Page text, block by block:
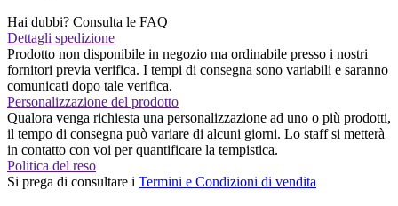
Hai dubbi? Consulta le FAQ
Dettagli spedizione
Prodotto non disponibile in negozio ma ordinabile presso i nostri
fornitori previa verifica. I tempi di consegna sono variabili e saranno
comunicati dopo tale verifica.
Personalizzazione del prodotto
Qualora venga richiesta una personalizzazione ad uno o più prodotti,
il tempo di consegna può variare di alcuni giorni. Lo staff si metterà
in contatto con voi per quantificare la tempistica.
Politica del reso
Si prega di consultare i Termini e Condizioni di vendita